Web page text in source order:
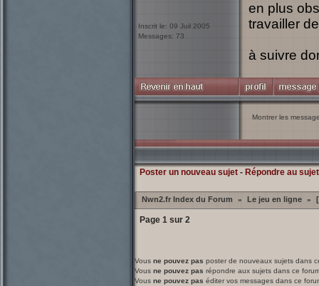
Inscrit le: 09 Juil 2005
Messages: 73
en plus
travailler
à suivre
Montrer les
Poster un nouveau sujet- Répondre au sujet
Nwn2.fr Index du Forum » Le jeu en ligne »
Page 1sur 2
Vous ne pouvez pas poster de nouveaux sujets dans
Vous ne pouvez pas répondre aux sujets dans ce
Vous ne pouvez pas éditer vos messages dans ce